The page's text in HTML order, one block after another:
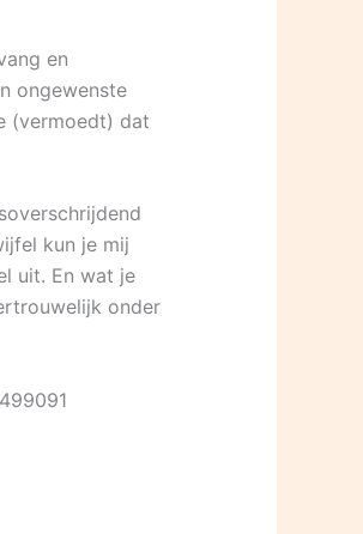
en
ongewenste
(vermoedt) dat
kun je mij
uit. En wat je
onder